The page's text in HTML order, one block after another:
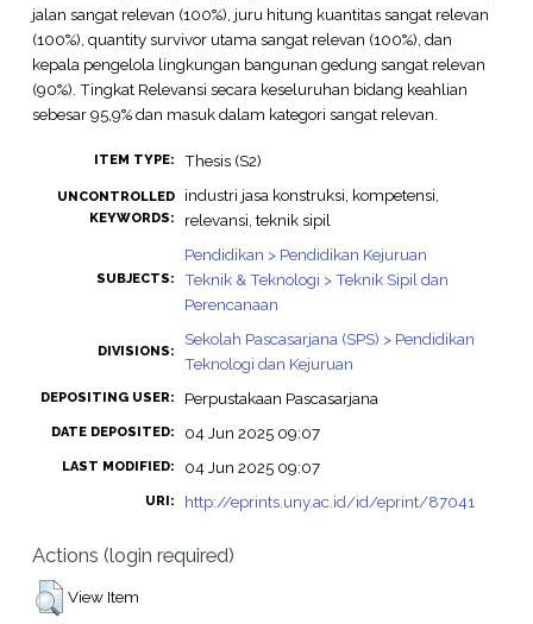
jalan sangat relevan (100%), juru hitung kuantitas sangat relevan
(100%), quantity survivor utama sangat relevan (100%), dan
kepala pengelola lingkungan bangunan gedung sangat relevan
(90%). Tingkat Relevansi secara keseluruhan bidang keahlian
sebesar 95,9% dan masuk dalam kategori sangat relevan.
ITEM TYPE: Thesis (S2)
UNCONTROLLED
KEYWORDS:
industri jasa konstruksi, kompetensi,
relevansi, teknik sipil
SUBJECTS:
Pendidikan > Pendidikan Kejuruan
Teknik & Teknologi > Teknik Sipil dan
Perencanaan
DIVISIONS:
Sekolah Pascasarjana (SPS) > Pendidikan
Teknologi dan Kejuruan
DEPOSITING USER: Perpustakaan Pascasarjana
DATE DEPOSITED: 04 Jun 2025 09:07
LAST MODIFIED: 04 Jun 2025 09:07
URI: http://eprints.uny.ac.id/id/eprint/87041
Actions (login required)
View Item